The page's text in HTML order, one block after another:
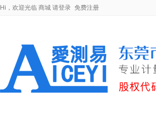
Hi，欢迎光临 商城 请登录 免费注册